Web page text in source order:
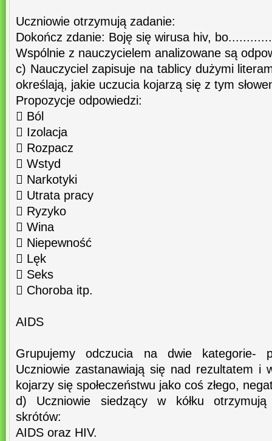
Uczniowie otrzymują zadanie:
Dokończ zdanie: Boję się wirusa hiv,
Wspólnie z nauczycielem analizowane są
c) Nauczyciel zapisuje na tablicy dużymi
określają, jakie uczucia kojarzą się z tym
Propozycje odpowiedzi:
 Ból
 Izolacja
 Rozpacz
 Wstyd
 Narkotyki
 Utrata pracy
 Ryzyko
 Wina
 Niepewność
 Lęk
 Seks
 Choroba itp.
AIDS
Grupujemy odczucia na dwie kategorie-
Uczniowie zastanawiają się nad rezultatem i
kojarzy się społeczeństwu jako coś złego,
d) Uczniowie siedzący w kółku otrzymują
skrótów:
AIDS oraz HIV.